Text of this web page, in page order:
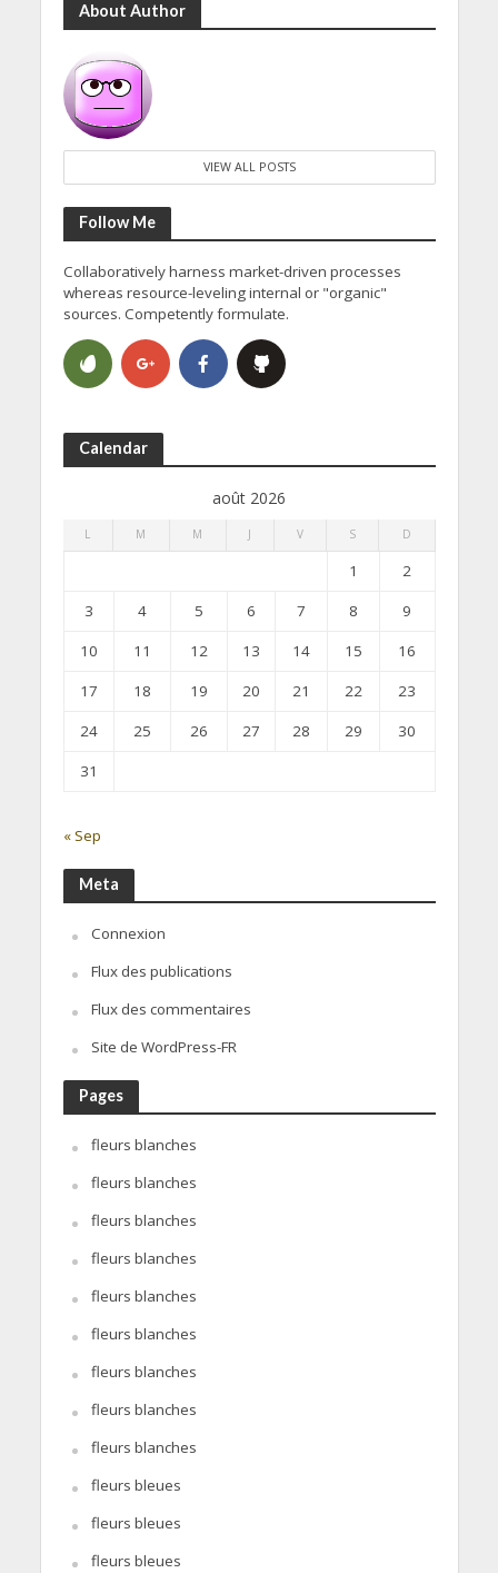
About Author
VIEW ALL POSTS
Follow Me
Collaboratively harness market-driven processes
whereas resource-leveling internal or "organic"
sources. Competently formulate.
Calendar
août 2026
L M M J V S D
1
2
3
4 5 6 7 8
9
10
11 12 13 14 15
16
17
18 19 20 21 22
23
24
25 26 27 28 29
30
31
« Sep
Meta
Connexion
Flux des publications
Flux des commentaires
Site de WordPress-FR
Pages
fleurs blanches
fleurs blanches
fleurs blanches
fleurs blanches
fleurs blanches
fleurs blanches
fleurs blanches
fleurs blanches
fleurs blanches
fleurs bleues
fleurs bleues
fleurs bleues